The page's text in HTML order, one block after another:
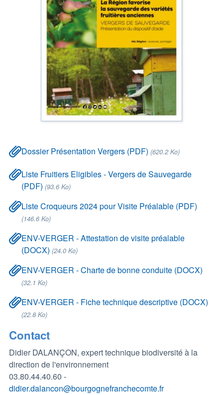
Dossier Présentation Vergers (PDF) (620.2 Ko)
Liste Fruitiers Eligibles - Vergers de Sauvegarde
(PDF) (93.6 Ko)
Liste Croqueurs 2024 pour Visite Préalable (PDF)
(146.6 Ko)
ENV-VERGER - Attestation de visite préalable
(DOCX) (24.0 Ko)
ENV-VERGER - Charte de bonne conduite (DOCX)
(32.1 Ko)
ENV-VERGER - Fiche technique descriptive (DOCX)
(22.8 Ko)
Contact
Didier DALANÇON, expert technique biodiversité à la
direction de l'environnement
03.80.44.40.60 -
didier.dalancon@bourgognefranchecomte.fr